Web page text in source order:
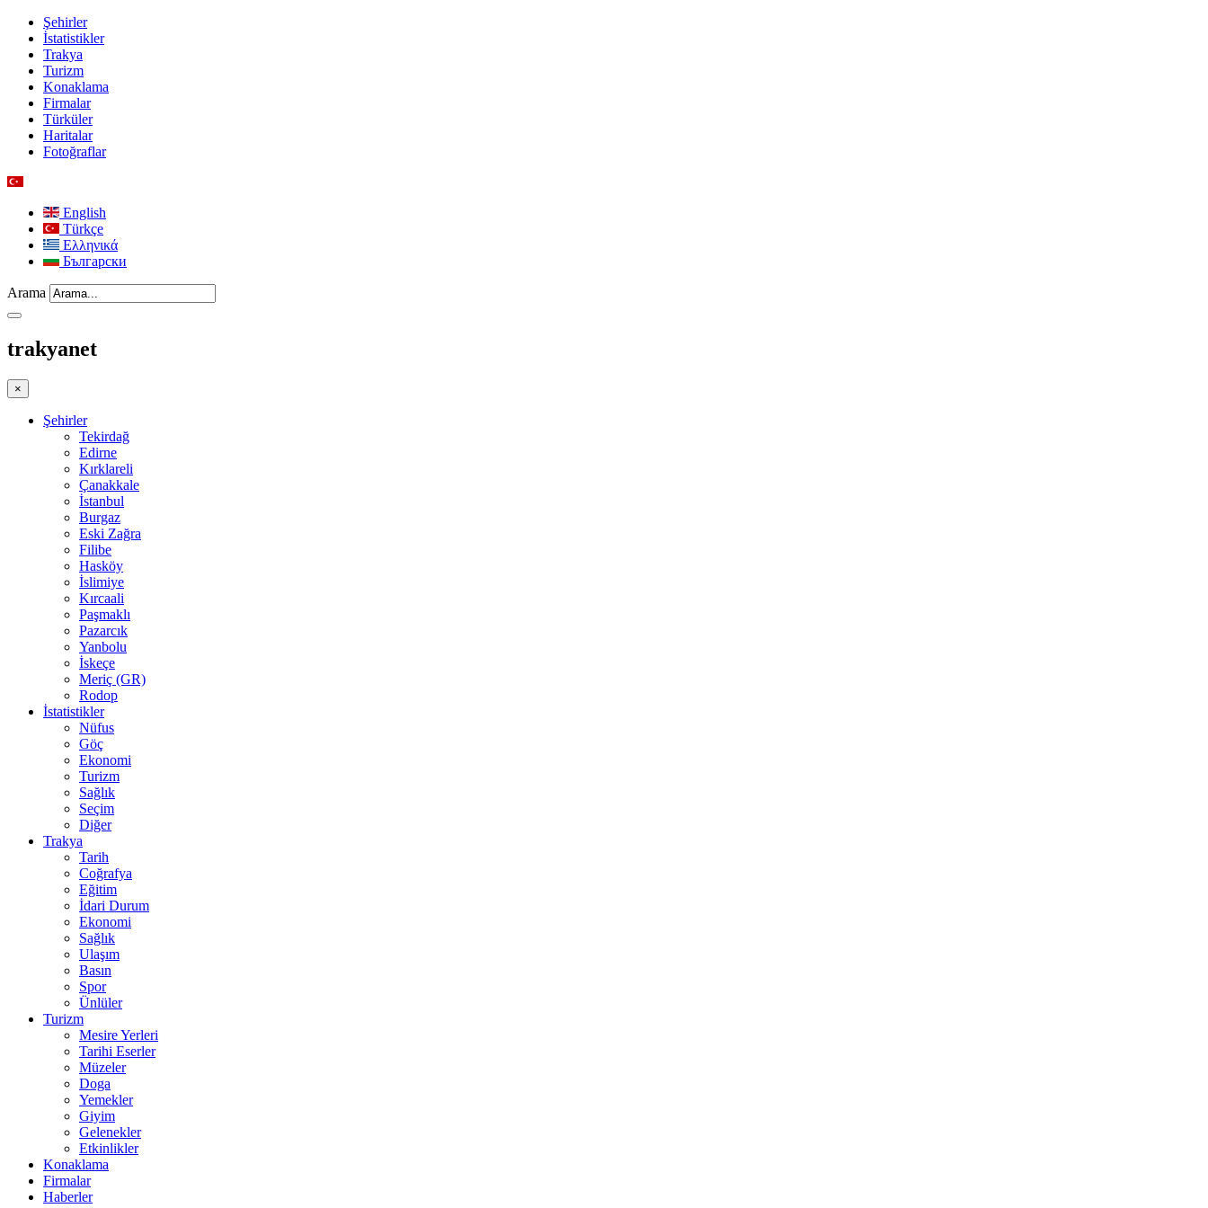
Şehirler
İstatistikler
Trakya
Turizm
Konaklama
Firmalar
Türküler
Haritalar
Fotoğraflar
English
Türkçe
Ελληνικά
Български
Arama
trakyanet
×
Şehirler
Tekirdağ
Edirne
Kırklareli
Çanakkale
İstanbul
Burgaz
Eski Zağra
Filibe
Hasköy
İslimiye
Kırcaali
Paşmaklı
Pazarcık
Yanbolu
İskeçe
Meriç (GR)
Rodop
İstatistikler
Nüfus
Göç
Ekonomi
Turizm
Sağlık
Seçim
Diğer
Trakya
Tarih
Coğrafya
Eğitim
İdari Durum
Ekonomi
Sağlık
Ulaşım
Basın
Spor
Ünlüler
Turizm
Mesire Yerleri
Tarihi Eserler
Müzeler
Doga
Yemekler
Giyim
Gelenekler
Etkinlikler
Konaklama
Firmalar
Haberler